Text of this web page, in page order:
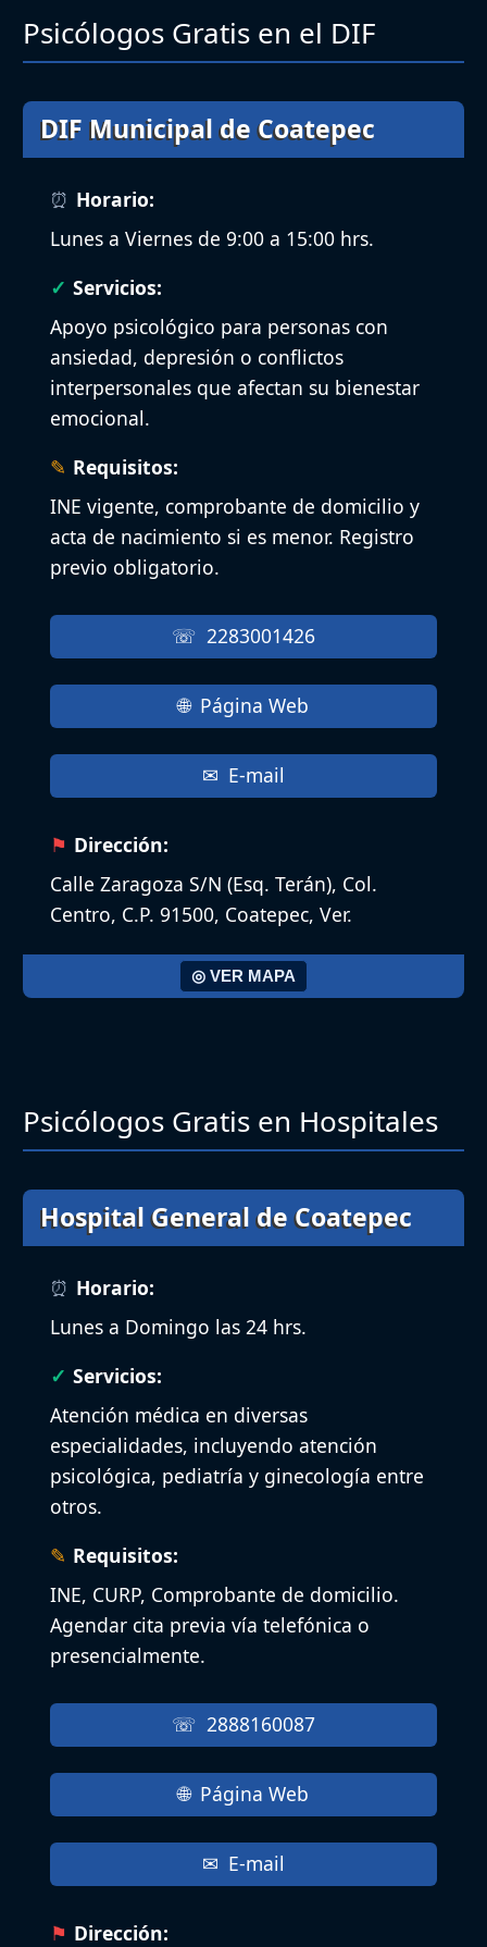
Psicólogos Gratis en el DIF
DIF Municipal de Coatepec
Horario:
Lunes a Viernes de 9:00 a 15:00 hrs.
Servicios:
Apoyo psicológico para personas con
ansiedad, depresión o conflictos
interpersonales que afectan su bienestar
emocional.
Requisitos:
INE vigente, comprobante de domicilio y
acta de nacimiento si es menor. Registro
previo obligatorio.
2283001426
Página Web
E-mail
Dirección:
Calle Zaragoza S/N (Esq. Terán), Col.
Centro, C.P. 91500, Coatepec, Ver.
◎ VER MAPA
Psicólogos Gratis en Hospitales
Hospital General de Coatepec
Horario:
Lunes a Domingo las 24 hrs.
Servicios:
Atención médica en diversas
especialidades, incluyendo atención
psicológica, pediatría y ginecología entre
otros.
Requisitos:
INE, CURP, Comprobante de domicilio.
Agendar cita previa vía telefónica o
presencialmente.
2888160087
Página Web
E-mail
Dirección: